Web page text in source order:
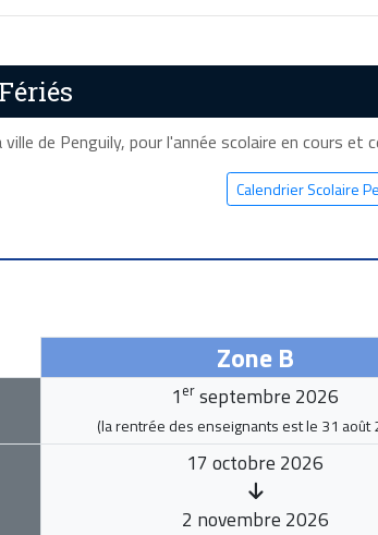
de Penguily, pour l'année scolaire en cours et
Calendrier Scolaire
Zone B
1 er septembre 2026
(la rentrée des enseignants est le 31 août
17 octobre 2026
2 novembre 2026